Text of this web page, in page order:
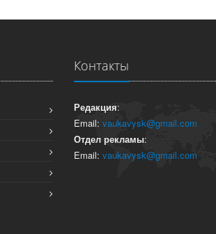
Контакты
Редакция:
Email: vaukavysk@gmail.com
Отдел рекламы:
Email: vaukavysk@gmail.com